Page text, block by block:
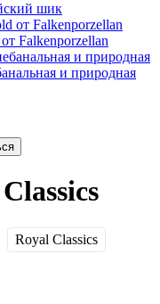
шик
Falkenporzellan
и природная
Royal Classics